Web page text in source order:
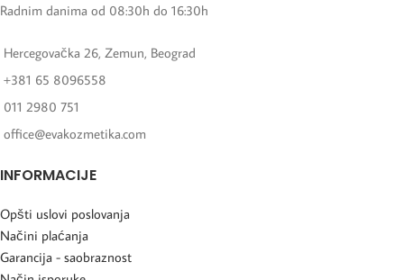
Radnim danima od 08:30h do 16:30h
Hercegovačka 26, Zemun, Beograd
+381 65 8096558
011 2980 751
office@evakozmetika.com
INFORMACIJE
Opšti uslovi poslovanja
Načini plaćanja
Garancija - saobraznost